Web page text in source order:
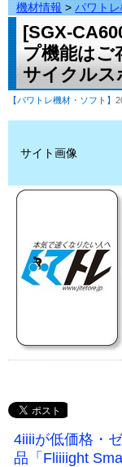
機材情報 > パワト
[SGX-
プ機能はご
サイクルス
【パワトレ機材・ソフト】
サイト画像
4iiiiが低価格・
品「Fliiiight